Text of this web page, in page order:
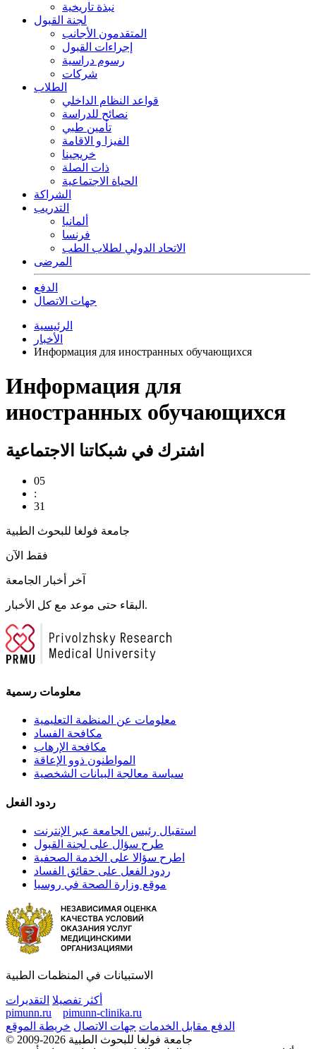
نبذة تاريخية
لجنة القبول
المتقدمون الأجانب
إجراءات القبول
رسوم دراسية
شركات
الطلاب
قواعد النظام الداخلي
نصائح للدراسة
تأمين طبي
الفيزا و الاقامة
خريجينا
ذات الصلة
الحياة الاجتماعية
الشراكة
التدريب
ألمانيا
فرنسا
الاتحاد الدولي لطلاب الطب
المرضى
الدفع
جهات الاتصال
الرئيسية
الأخبار
Информация для иностранных обучающихся
Информация для
иностранных обучающихся
اشترك في شبكاتنا الاجتماعية
05
:
31
جامعة فولغا للبحوث الطبية
فقط الآن
آخر أخبار الجامعة
البقاء حتى موعد مع كل الأخبار.
معلومات رسمية
معلومات عن المنظمة التعليمية
مكافحة الفساد
مكافحة الإرهاب
المواطنون ذوو الإعاقة
سياسة معالجة البيانات الشخصية
ردود الفعل
استقبال رئيس الجامعة عبر الإنترنت
طرح سؤال على لجنة القبول
اطرح سؤالا على الخدمة الصحفية
ردود الفعل على حقائق الفساد
موقع وزارة الصحة في روسيا
الاستبيانات في المنظمات الطبية
أكثر تفصيلا التقديرات
pimunn.ru
pimunn-clinika.ru
الدفع مقابل الخدمات جهات الاتصال خريطة الموقع
© 2009-2026 جامعة فولغا للبحوث الطبية